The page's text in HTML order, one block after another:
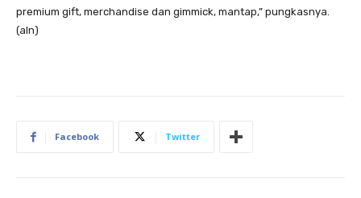
premium gift, merchandise dan gimmick, mantap,” pungkasnya.
(aln)
Facebook Twitter